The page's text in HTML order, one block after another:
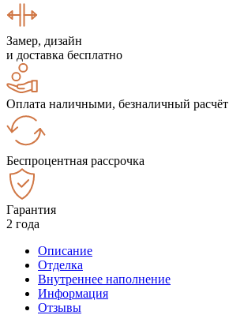
Замер, дизайн
и доставка бесплатно
Оплата наличными, безналичный расчёт
Беспроцентная рассрочка
Гарантия
2 года
Описание
Отделка
Внутреннее наполнение
Информация
Отзывы